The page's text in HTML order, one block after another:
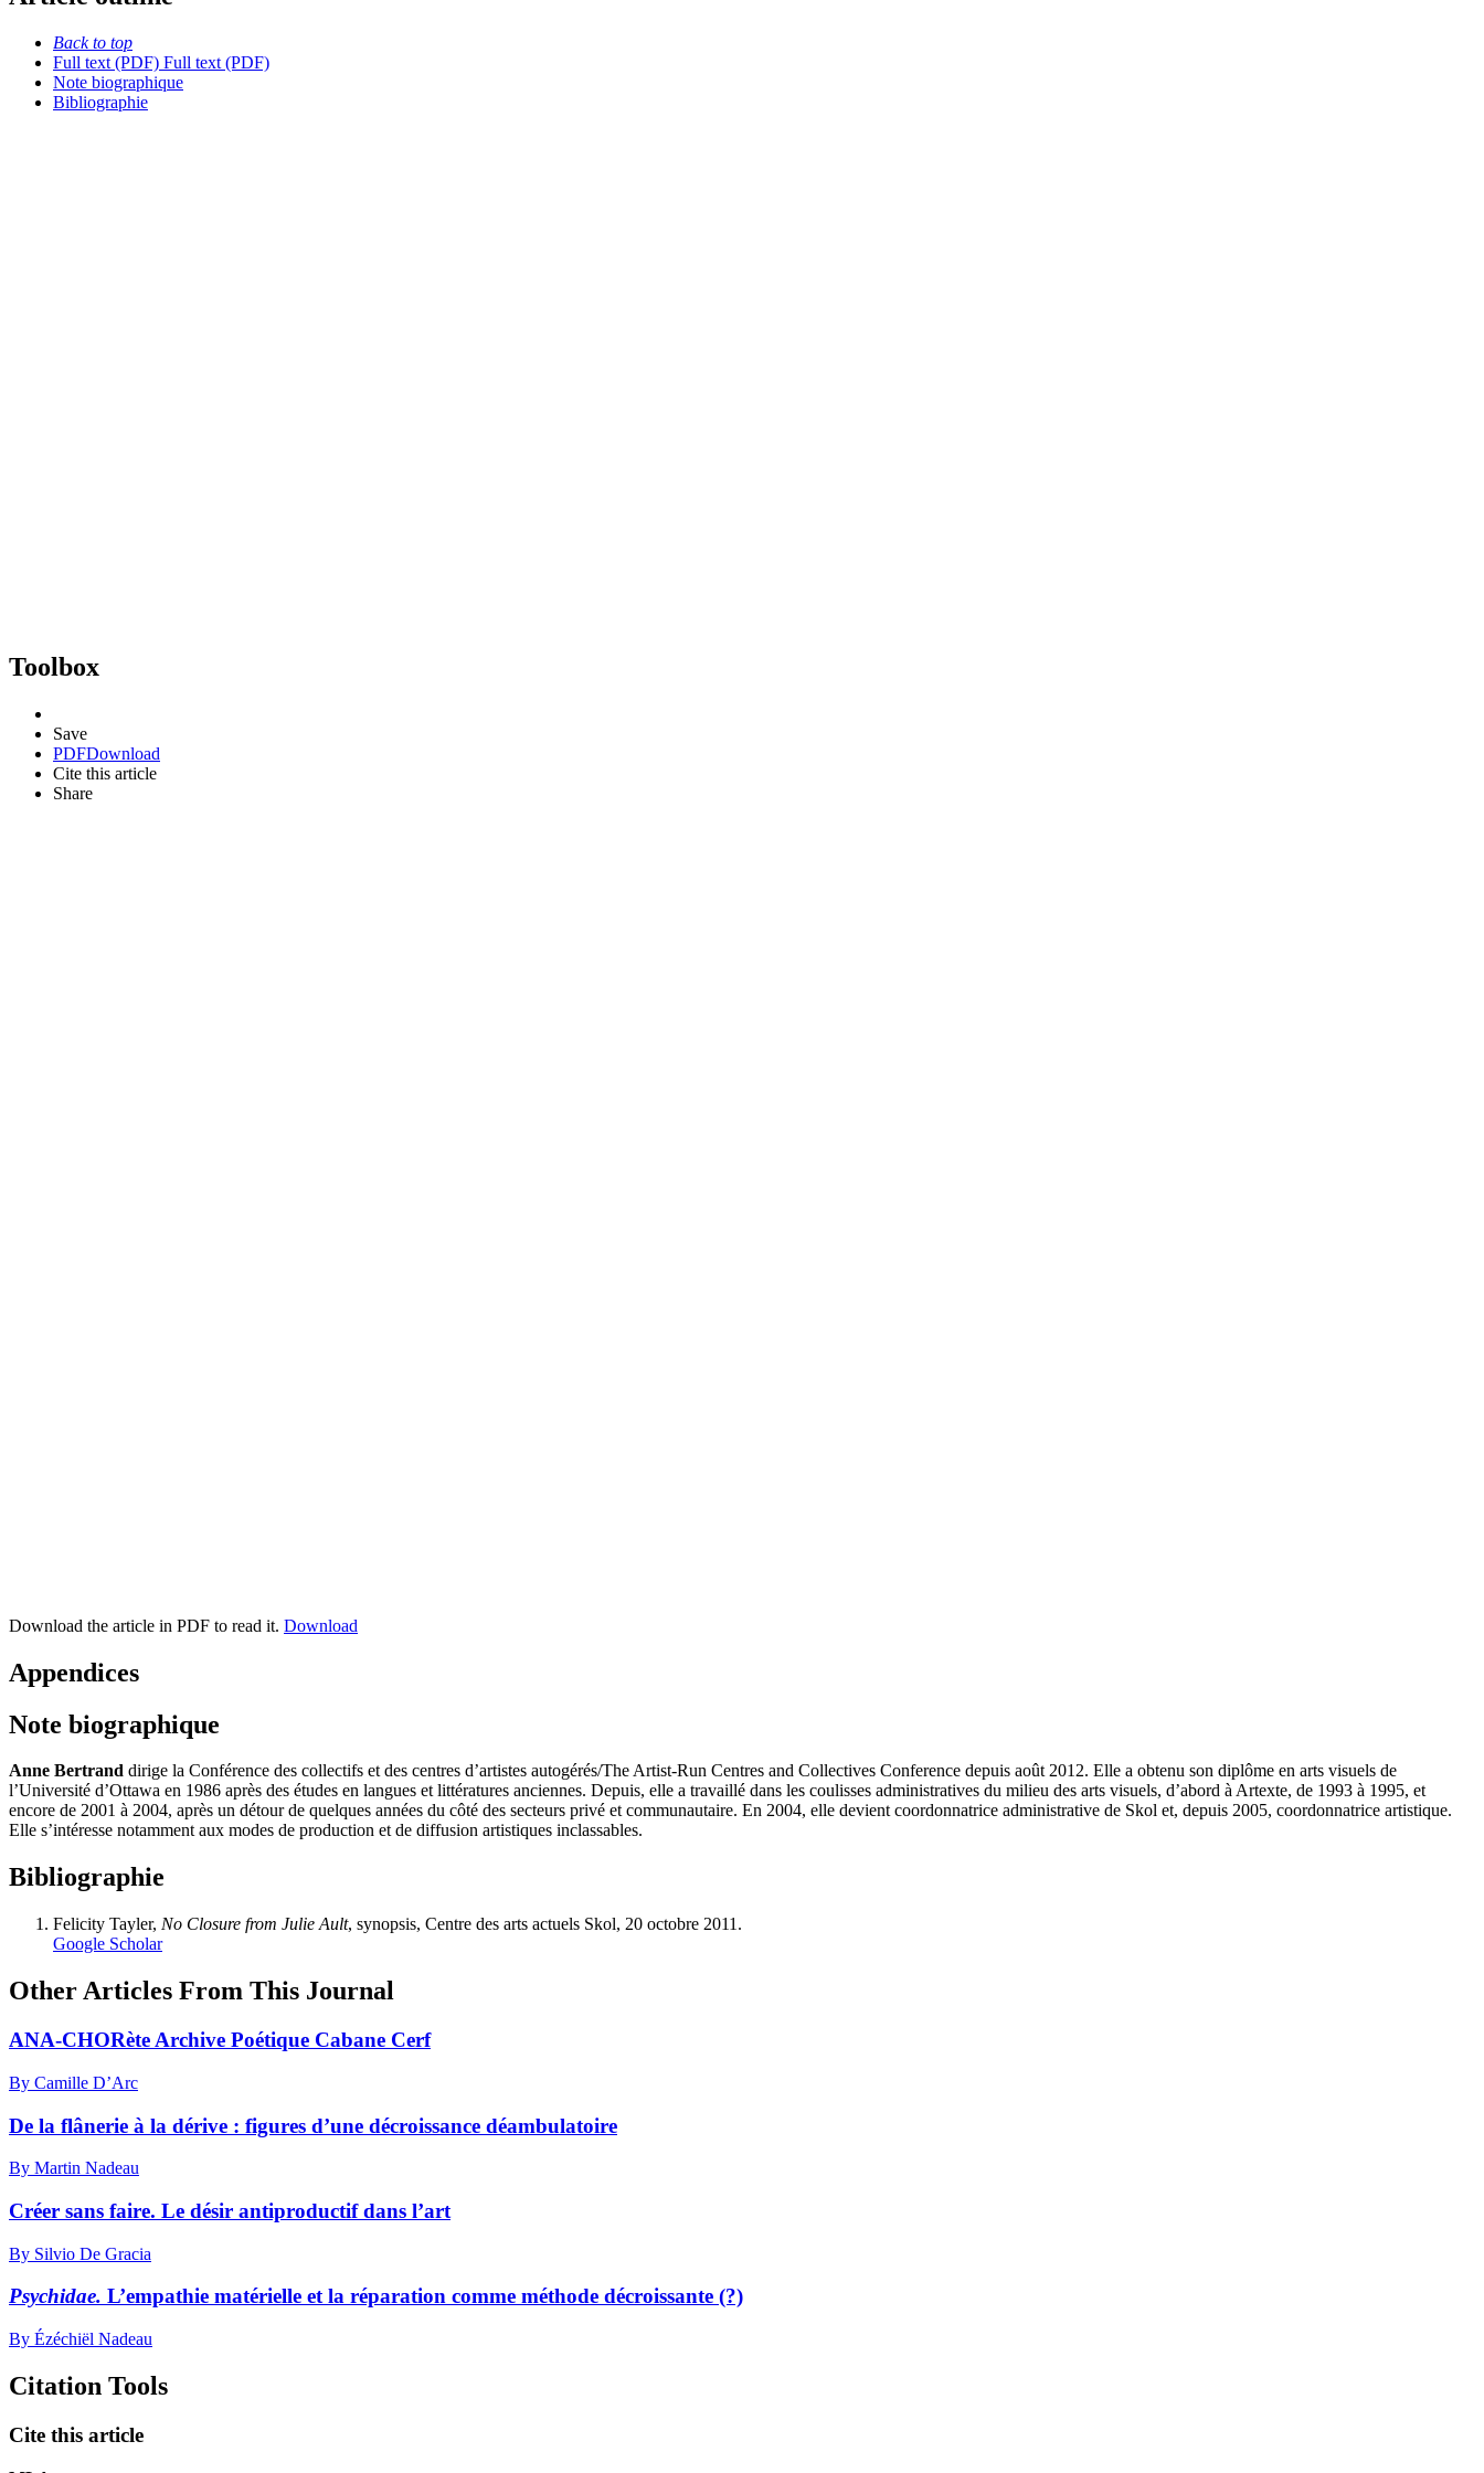
Back to top
Full text (PDF) Full text (PDF)
Note biographique
Bibliographie
Toolbox
Save
PDFDownload
Cite this article
Share
Download the article in PDF to read it. Download
Appendices
Note biographique
Anne Bertrand dirige la Conférence des collectifs et des centres d’artistes autogérés/The Artist-Run Centres and Collectives Conference depuis août 2012. Elle a obtenu son diplôme en arts visuels de
l’Université d’Ottawa en 1986 après des études en langues et littératures anciennes. Depuis, elle a travaillé dans les coulisses administratives du milieu des arts visuels, d’abord à Artexte, de 1993 à 1995, et
encore de 2001 à 2004, après un détour de quelques années du côté des secteurs privé et communautaire. En 2004, elle devient coordonnatrice administrative de Skol et, depuis 2005, coordonnatrice artistique.
Elle s’intéresse notamment aux modes de production et de diffusion artistiques inclassables.
Bibliographie
Felicity Tayler, No Closure from Julie Ault, synopsis, Centre des arts actuels Skol, 20 octobre 2011.
Google Scholar
Other Articles From This Journal
ANA-CHORète Archive Poétique Cabane Cerf
By Camille D’Arc
De la flânerie à la dérive : figures d’une décroissance déambulatoire
By Martin Nadeau
Créer sans faire. Le désir antiproductif dans l’art
By Silvio De Gracia
Psychidae. L’empathie matérielle et la réparation comme méthode décroissante (?)
By Ézéchiël Nadeau
Citation Tools
Cite this article